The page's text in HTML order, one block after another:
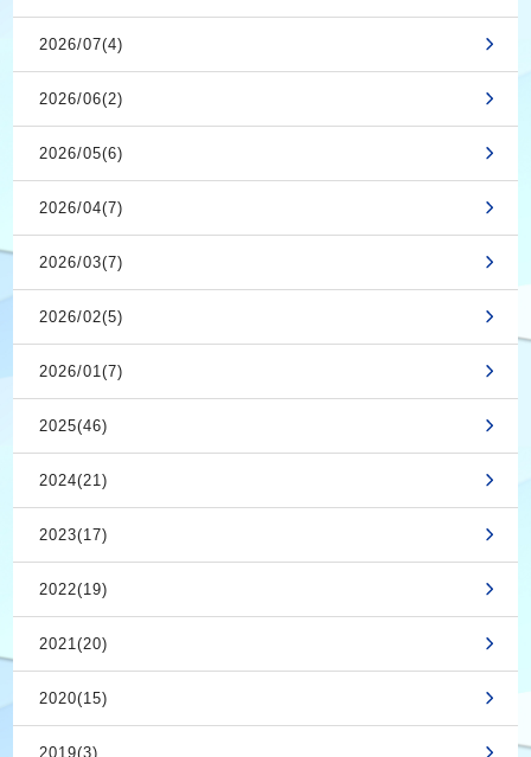
2026/07(4)
2026/06(2)
2026/05(6)
2026/04(7)
2026/03(7)
2026/02(5)
2026/01(7)
2025(46)
2024(21)
2023(17)
2022(19)
2021(20)
2020(15)
2019(3)